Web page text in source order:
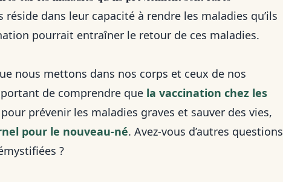
dans leur capacité à rendre les maladies qu’ils
pourrait entraîner le retour de ces maladies.
nous mettons dans nos corps et ceux de nos
de comprendre que la vaccination chez les
prévenir les maladies graves et sauver des vies,
pour le nouveau-né. Avez-vous d’autres questions
?